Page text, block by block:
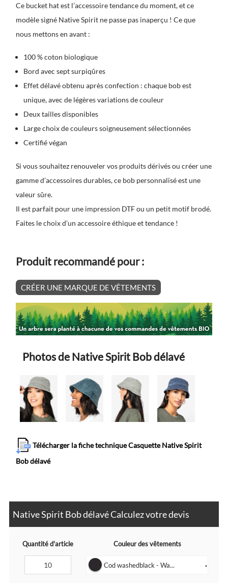
Ce bucket hat est l’accessoire tendance du moment, et ce
modèle signé Native Spirit ne passe pas inaperçu ! Ce que
nous mettons en avant :
100 % coton biologique
Bord avec sept surpiqûres
Effet délavé obtenu après confection : chaque bob est
unique, avec de légères variations de couleur
Deux tailles disponibles
Large choix de couleurs soigneusement sélectionnées
Certifié végan
Si vous souhaitez renouveler vos produits dérivés ou créer une
gamme d’accessoires durables, ce bob personnalisé est une
valeur sûre.
Il est parfait pour une impression DTF ou un petit motif brodé.
Faites le choix d’un accessoire éthique et tendance !
Produit recommandé pour :
CRÉER UNE MARQUE DE VÊTEMENTS
Photos de Native Spirit Bob délavé
Télécharger la fiche technique Casquette Native Spirit
Bob délavé
Native Spirit Bob délavé Calculez votre devis
Quantité d'article Couleur des vêtements
Cod washedblack - Wa... ▼